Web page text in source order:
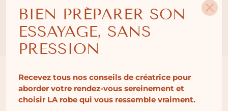
LE VOILE ET LA
BIEN PRÉPARER SON
ESSAYAGE, SANS
PRESSION
Recevez tous nos conseils de créatrice pour
aborder votre rendez-vous sereinement et
choisir LA robe qui vous ressemble vraiment.